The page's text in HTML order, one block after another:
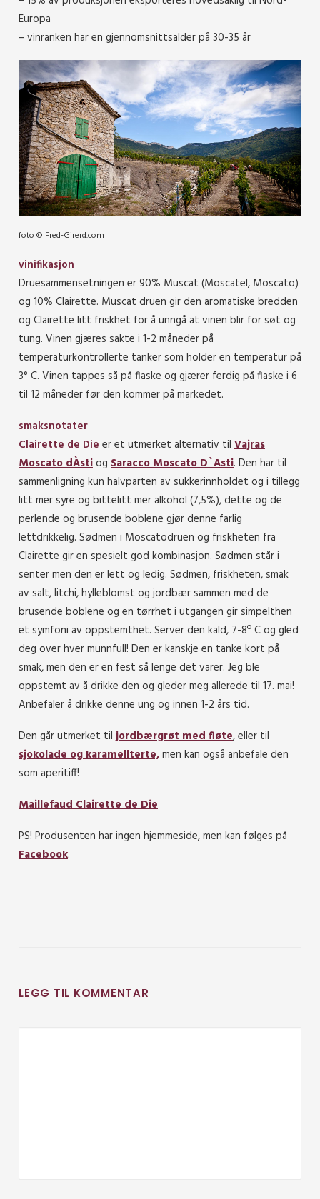
Europa
– vinranken har en gjennomsnittsalder på 30-35 år
foto ©️ Fred-Girerd.com
vinifikasjon
Druesammensetningen er 90% Muscat (Moscatel, Moscato)
og 10% Clairette. Muscat druen gir den aromatiske bredden
og Clairette litt friskhet for å unngå at vinen blir for søt og
tung. Vinen gjæres sakte i 1-2 måneder på
temperaturkontrollerte tanker som holder en temperatur på
3° C. Vinen tappes så på flaske og gjærer ferdig på flaske i 6
til 12 måneder før den kommer på markedet.
smaksnotater
Clairette de Die er et utmerket alternativ til Vajras
Moscato dÀstiog Saracco Moscato D`Asti. Den har til
sammenligning kun halvparten av sukkerinnholdet og i tillegg
litt mer syre og bittelitt mer alkohol (7,5%), dette og de
perlende og brusende boblene gjør denne farlig
lettdrikkelig. Sødmen i Moscatodruen og friskheten fra
Clairette gir en spesielt god kombinasjon. Sødmen står i
senter men den er lett og ledig. Sødmen, friskheten, smak
av salt, litchi, hylleblomst og jordbær sammen med de
brusende boblene og en tørrhet i utgangen gir simpelthen
et symfoni av oppstemthet. Server den kald, 7-8º C og gled
deg over hver munnfull! Den er kanskje en tanke kort på
smak, men den er en fest så lenge det varer. Jeg ble
oppstemt av å drikke den og gleder meg allerede til 17. mai!
Anbefaler å drikke denne ung og innen 1-2 års tid.
Den går utmerket tiljordbærgrøt med fløte, eller til
sjokolade og karamellterte,men kan også anbefale den
som aperitiff!
Maillefaud Clairette de Die
PS! Produsenten har ingen hjemmeside, men kan følges på
Facebook.
LEGG TIL KOMMENTAR